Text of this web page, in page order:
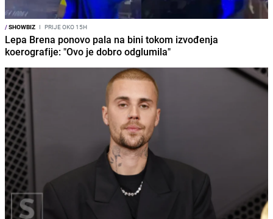
/SHOWBIZ I PRIJE OKO 15H
Lepa Brena ponovo pala na bini tokom izvođenja
koerografije: "Ovo je dobro odglumila"